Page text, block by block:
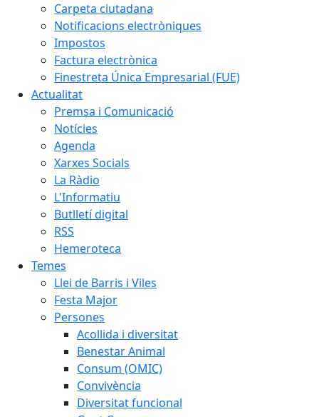
Carpeta ciutadana
Notificacions electròniques
Impostos
Factura electrònica
Finestreta Única Empresarial (FUE)
Actualitat
Premsa i Comunicació
Notícies
Agenda
Xarxes Socials
La Ràdio
L'Informatiu
Butlletí digital
RSS
Hemeroteca
Temes
Llei de Barris i Viles
Festa Major
Persones
Acollida i diversitat
Benestar Animal
Consum (OMIC)
Convivència
Diversitat funcional